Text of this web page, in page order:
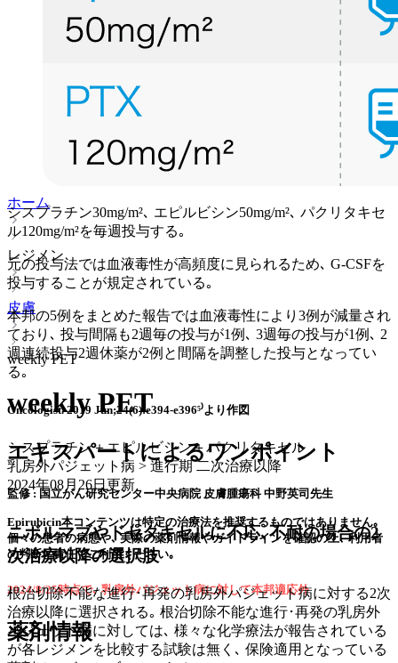
シスプラチン30mg/m²､ エピルビシン50mg/m²､ パクリタキセ
ル120mg/m²を毎週投与する｡
元の投与法では血液毒性が高頻度に見られるため､ G-CSFを
投与することが規定されている｡
本邦の5例をまとめた報告では血液毒性により3例が減量され
ており､ 投与間隔も2週毎の投与が1例､ 3週毎の投与が1例､ 2
週連続投与2週休薬が2例と間隔を調整した投与となってい
る｡
Oncologist. 2019 Jun;24(6):e394-e396⁵⁾より作図
エキスパートによるワンポイント
監修 : 国立がん研究センター中央病院 皮膚腫瘍科 中野英司先生
ニボルマブやドセタキセルに不応､不耐の場合の2
次治療以降の選択肢
根治切除不能な進行･再発の乳房外パジェット病に対する2次
治療以降に選択される｡ 根治切除不能な進行･再発の乳房外
パジェット病に対しては､ 様々な化学療法が報告されている
が各レジメンを比較する試験は無く､ 保険適用となっている
ホーム
レジメン
皮膚
weekly PET
weekly PET
シスプラチン＋エピルビシン＋パクリタキセル
乳房外パジェット病 > 進行期 二次治療以降
2024年08月26日 更新
Epirubicin本コンテンツは特定の治療法を推奨するものではありません｡
個々の患者の病態や､ 実際の薬剤情報やガイドラインを確認の上､ 利用者
の判断と責任でご利用ください｡
2024/8/25時点で､ 乳房外パジェット病に対して本邦適応外
薬剤情報